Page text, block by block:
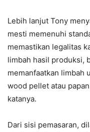
Lebih lanjut Tony
mesti memenuhi
memastikan legalitas
limbah hasil produksi,
memanfaatkan limbah
wood pellet atau
katanya.
Dari sisi pemasaran,